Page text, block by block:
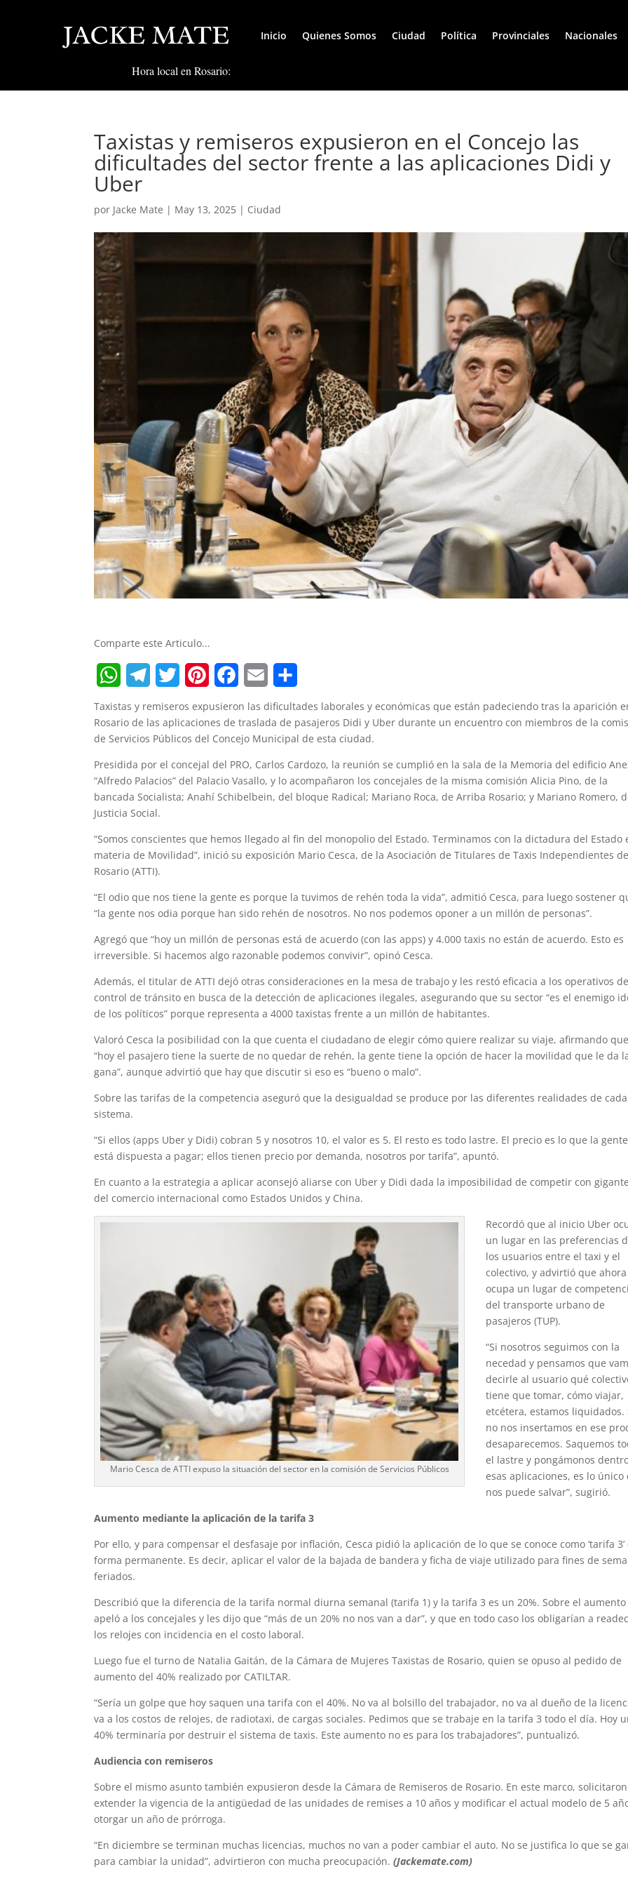
Inicio Quienes Somos Ciudad Política Provinciales Nacionales
Hora local en Rosario:
Taxistas y remiseros expusieron en el Concejo las
dificultades del sector frente a las aplicaciones Didi y
Uber
por Jacke Mate | May 13, 2025 | Ciudad
Comparte este Articulo...
h
a
t
s
A
p
p
e
l
e
g
r
a
m
T
w
t
t
e
r
i
n
t
e
e
a
c
e
b
o
E
m
a
i
l
S
h
a
r
e
Taxistas y remiseros expusieron las dificultades laborales y económicas que están padeciendo tras la aparición
Rosario de las aplicaciones de traslada de pasajeros Didi y Uber durante un encuentro con miembros de la
de Servicios Públicos del Concejo Municipal de esta ciudad.
Presidida por el concejal del PRO, Carlos Cardozo, la reunión se cumplió en la sala de la Memoria del edificio
“Alfredo Palacios” del Palacio Vasallo, y lo acompañaron los concejales de la misma comisión Alicia Pino, de la
bancada Socialista; Anahí Schibelbein, del bloque Radical; Mariano Roca, de Arriba Rosario; y Mariano Romero,
Justicia Social.
“Somos conscientes que hemos llegado al fin del monopolio del Estado. Terminamos con la dictadura del Estado
materia de Movilidad”, inició su exposición Mario Cesca, de la Asociación de Titulares de Taxis Independientes de
Rosario (ATTI).
“El odio que nos tiene la gente es porque la tuvimos de rehén toda la vida”, admitió Cesca, para luego sostener
“la gente nos odia porque han sido rehén de nosotros. No nos podemos oponer a un millón de personas”.
Agregó que “hoy un millón de personas está de acuerdo (con las apps) y 4.000 taxis no están de acuerdo. Esto es
irreversible. Si hacemos algo razonable podemos convivir”, opinó Cesca.
Además, el titular de ATTI dejó otras consideraciones en la mesa de trabajo y les restó eficacia a los operativos de
control de tránsito en busca de la detección de aplicaciones ilegales, asegurando que su sector “es el enemigo
de los políticos” porque representa a 4000 taxistas frente a un millón de habitantes.
Valoró Cesca la posibilidad con la que cuenta el ciudadano de elegir cómo quiere realizar su viaje, afirmando que
“hoy el pasajero tiene la suerte de no quedar de rehén, la gente tiene la opción de hacer la movilidad que le da
gana”, aunque advirtió que hay que discutir si eso es “bueno o malo”.
Sobre las tarifas de la competencia aseguró que la desigualdad se produce por las diferentes realidades de cada
sistema.
“Si ellos (apps Uber y Didi) cobran 5 y nosotros 10, el valor es 5. El resto es todo lastre. El precio es lo que la gente
está dispuesta a pagar; ellos tienen precio por demanda, nosotros por tarifa”, apuntó.
En cuanto a la estrategia a aplicar aconsejó aliarse con Uber y Didi dada la imposibilidad de competir con
del comercio internacional como Estados Unidos y China.
Mario Cesca de ATTI expuso la situación del sector en la comisión de Servicios Públicos
Recordó que al inicio Uber
un lugar en las preferencias
los usuarios entre el taxi y el
colectivo, y advirtió que ahora
ocupa un lugar de
del transporte urbano de
pasajeros (TUP).
“Si nosotros seguimos con la
necedad y pensamos que
decirle al usuario qué
tiene que tomar, cómo viajar,
etcétera, estamos liquidados.
no nos insertamos en ese
desaparecemos. Saquemos
el lastre y pongámonos
esas aplicaciones, es lo único
nos puede salvar”, sugirió.
Aumento mediante la aplicación de la tarifa 3
Por ello, y para compensar el desfasaje por inflación, Cesca pidió la aplicación de lo que se conoce como ‘tarifa 3’
forma permanente. Es decir, aplicar el valor de la bajada de bandera y ficha de viaje utilizado para fines de
feriados.
Describió que la diferencia de la tarifa normal diurna semanal (tarifa 1) y la tarifa 3 es un 20%. Sobre el aumento
apeló a los concejales y les dijo que “más de un 20% no nos van a dar”, y que en todo caso los obligarían a
los relojes con incidencia en el costo laboral.
Luego fue el turno de Natalia Gaitán, de la Cámara de Mujeres Taxistas de Rosario, quien se opuso al pedido de
aumento del 40% realizado por CATILTAR.
“Sería un golpe que hoy saquen una tarifa con el 40%. No va al bolsillo del trabajador, no va al dueño de la
va a los costos de relojes, de radiotaxi, de cargas sociales. Pedimos que se trabaje en la tarifa 3 todo el día. Hoy
40% terminaría por destruir el sistema de taxis. Este aumento no es para los trabajadores”, puntualizó.
Audiencia con remiseros
Sobre el mismo asunto también expusieron desde la Cámara de Remiseros de Rosario. En este marco, solicitaron
extender la vigencia de la antigüedad de las unidades de remises a 10 años y modificar el actual modelo de 5
otorgar un año de prórroga.
“En diciembre se terminan muchas licencias, muchos no van a poder cambiar el auto. No se justifica lo que se
para cambiar la unidad”, advirtieron con mucha preocupación.(Jackemate.com)